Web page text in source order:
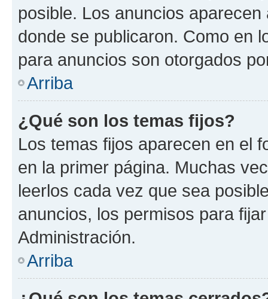
posible. Los anuncios
donde se publicaron. Como en
para anuncios son otorgados
Arriba
¿Qué son los temas fijos?
Los temas fijos aparecen en el
en la primer página. Muchas
leerlos cada vez que sea
anuncios, los permisos para
Administración.
Arriba